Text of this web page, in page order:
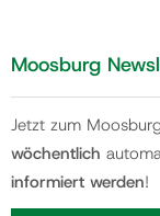
Moosburg
Jetzt zum
wöchentlich
informiert werden!